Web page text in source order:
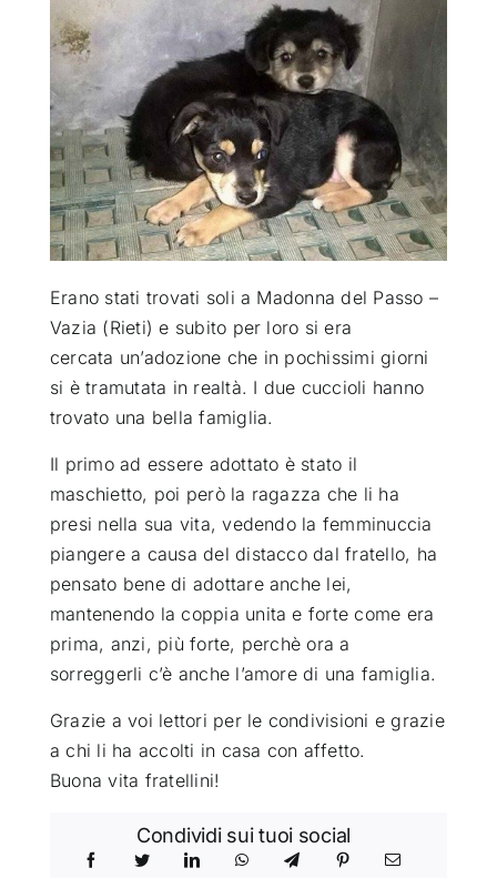
ATTUALITÀ
VIDEO
CHI SIAMO
SEMPRE CON ME
Erano stati trovati soli a Madonna del Passo –
Vazia (Rieti) e subito per loro si era
cercata un’adozione che in pochissimi giorni
si è tramutata in realtà. I due cuccioli hanno
trovato una bella famiglia.
Il primo ad essere adottato è stato il
maschietto, poi però la ragazza che li ha
presi nella sua vita, vedendo la femminuccia
piangere a causa del distacco dal fratello, ha
pensato bene di adottare anche lei,
mantenendo la coppia unita e forte come era
prima, anzi, più forte, perchè ora a
sorreggerli c’è anche l’amore di una famiglia.
Grazie a voi lettori per le condivisioni e grazie
a chi li ha accolti in casa con affetto.
Buona vita fratellini!
Condividi sui tuoi social